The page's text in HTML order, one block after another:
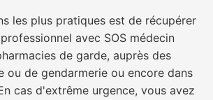
les plus pratiques est de récupérer
avec SOS médecin
de garde, auprès des
ou de gendarmerie ou encore dans
cas d'extrême urgence, vous avez